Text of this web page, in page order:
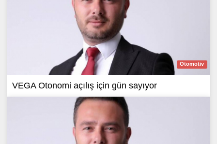
Otomotiv
VEGA Otonomi açılış için gün sayıyor